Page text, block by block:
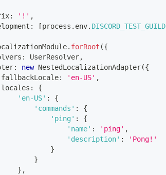
: '!' ,
: [process . env. DISCORD_TEST_GUILD
. forRoot ({
: UserResolver,
: new NestedLocalizationAdapter({
: 'en-US' ,
:
{
'en-US' :
{
'commands' :
{
'ping' :
{
'name' : 'ping' ,
'description' :
'Pong!'
}
}
} ,